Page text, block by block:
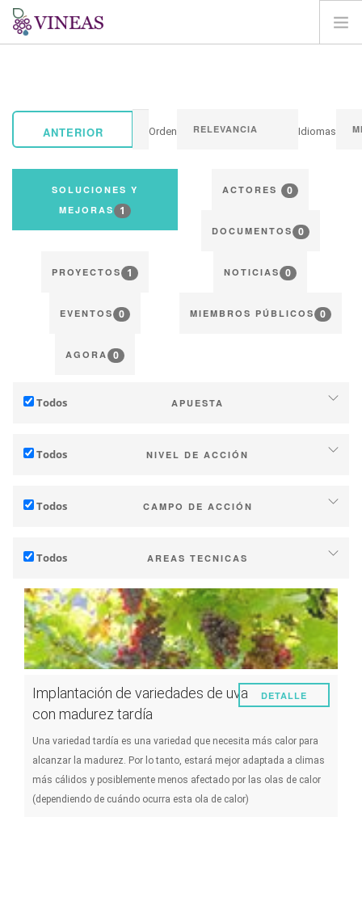
SOLUCIONES Y MEJORAS
INICIAR SESIÓN
ANTERIOR Orden Idiomas
SOLUCIONES Y
MEJORAS
1
ACTORES 0
DOCUMENTOS 0
PROYECTOS 1 NOTICIAS 0
EVENTOS 0 MIEMBROS PÚBLICOS 0
AGORA 0
Todos APUESTA
Mitigación (de emisiones de GEI)
Todos NIVEL DE ACCIÓN
Industria (empresas, cooperativas….)
Políticas publicas
Consumidores
Todos CAMPO DE ACCIÓN
Gestión - marketing
Estrategia - transiciones
Investigación - Innovación
Colaboración: desarrollo de capacidades
Instrumentos de planificación y políticas públicas
Servicios climáticos
Todos AREAS TECNICAS
Suelo
Administracion del Agua
Fenología
Energía
Experimentos
Plagas y enfermedades
Implantación de variedades de uva
con madurez tardía
Una variedad tardía es una variedad que necesita más calor para
alcanzar la madurez. Por lo tanto, estará mejor adaptada a climas
más cálidos y posiblemente menos afectado por las olas de calor
(dependiendo de cuándo ocurra esta ola de calor)
DETALLE